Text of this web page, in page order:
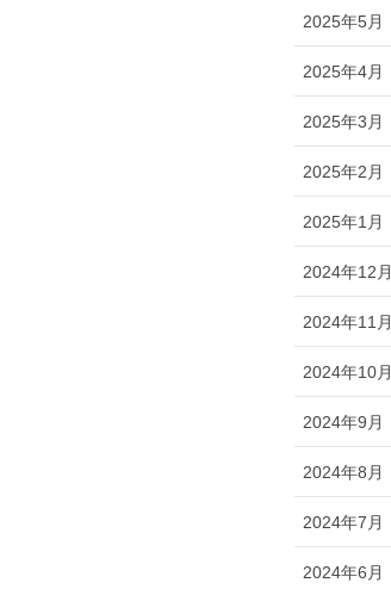
2025年5月
2025年4月
2025年3月
2025年2月
2025年1月
2024年12月
2024年11月
2024年10月
2024年9月
2024年8月
2024年7月
2024年6月